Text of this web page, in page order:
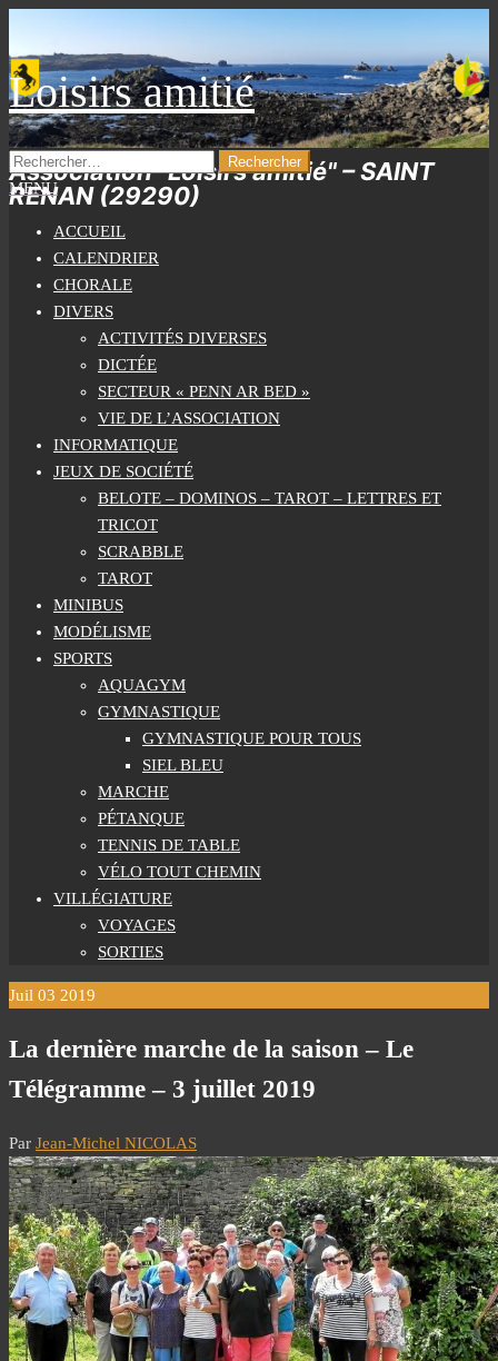
the
content
Loisirs amitié
Association "Loisirs amitié" – SAINT
RENAN (29290)
RECHERCHER :
MENU
ACCUEIL
CALENDRIER
CHORALE
DIVERS
ACTIVITÉS DIVERSES
DICTÉE
SECTEUR « PENN AR BED »
VIE DE L’ASSOCIATION
INFORMATIQUE
JEUX DE SOCIÉTÉ
BELOTE – DOMINOS – TAROT – LETTRES ET
TRICOT
SCRABBLE
TAROT
MINIBUS
MODÉLISME
SPORTS
AQUAGYM
GYMNASTIQUE
GYMNASTIQUE POUR TOUS
SIEL BLEU
MARCHE
PÉTANQUE
TENNIS DE TABLE
VÉLO TOUT CHEMIN
VILLÉGIATURE
VOYAGES
SORTIES
Juil 03 2019
La dernière marche de la saison – Le
Télégramme – 3 juillet 2019
Par Jean-Michel NICOLAS